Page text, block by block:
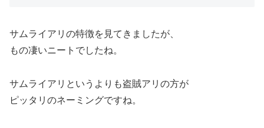
サムライアリの特徴を見てきましたが、
もの凄いニートでしたね。
サムライアリというよりも盗賊アリの方が
ピッタリのネーミングですね。